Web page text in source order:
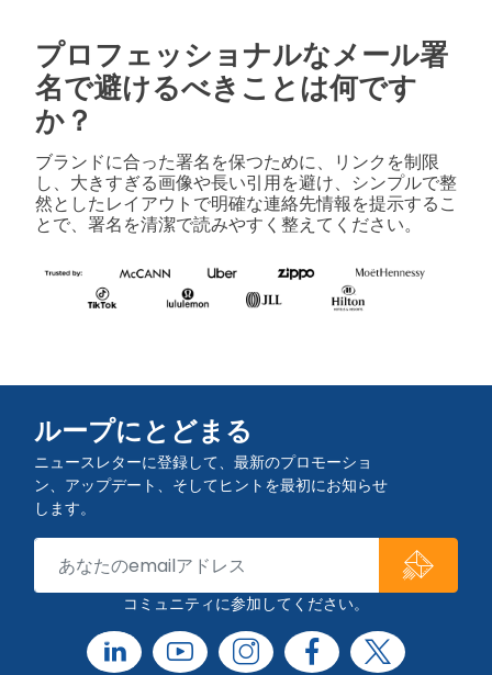
プロフェッショナルなメール署
名で避けるべきことは何です
か？
ブランドに合った署名を保つために、リンクを制限
し、大きすぎる画像や長い引用を避け、シンプルで整
然としたレイアウトで明確な連絡先情報を提示するこ
とで、署名を清潔で読みやすく整えてください。
ループにとどまる
ニュースレターに登録して、最新のプロモーショ
ン、アップデート、そしてヒントを最初にお知らせ
します。
コミュニティに参加してください。